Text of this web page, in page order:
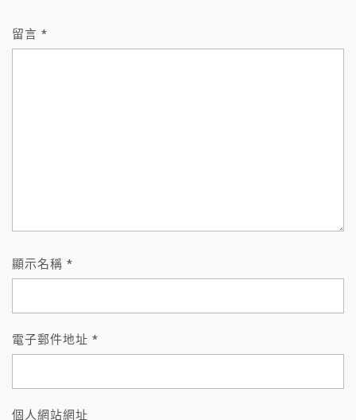
留言 *
顯示名稱 *
電子郵件地址 *
個人網站網址